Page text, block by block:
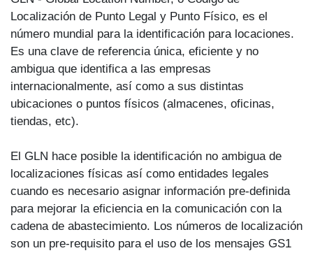
Localización de Punto Legal y Punto Físico, es el
número mundial para la identificación para locaciones.
Es una clave de referencia única, eficiente y no
ambigua que identifica a las empresas
internacionalmente, así como a sus distintas
ubicaciones o puntos físicos (almacenes, oficinas,
tiendas, etc).
El GLN hace posible la identificación no ambigua de
localizaciones físicas así como entidades legales
cuando es necesario asignar información pre-definida
para mejorar la eficiencia en la comunicación con la
cadena de abastecimiento. Los números de localización
son un pre-requisito para el uso de los mensajes GS1